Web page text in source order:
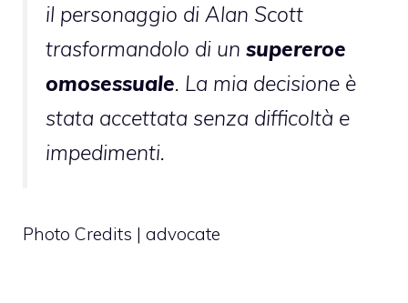
il personaggio di Alan Scott
trasformandolo di un supereroe
omosessuale. La mia decisione è
stata accettata senza difficoltà e
impedimenti.
Photo Credits | advocate